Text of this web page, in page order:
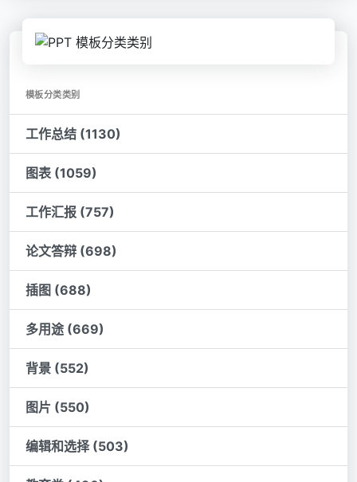
模板分类类别
工作总结 (1130)
图表 (1059)
工作汇报 (757)
论文答辩 (698)
插图 (688)
多用途 (669)
背景 (552)
图片 (550)
编辑和选择 (503)